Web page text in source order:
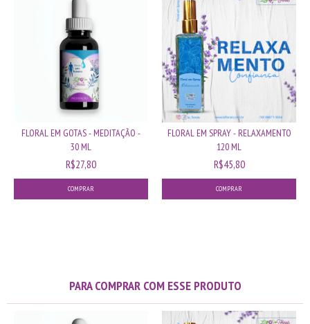
FLORAL EM GOTAS - MEDITAÇÃO -
30 ML
R$27,80
FLORAL EM SPRAY - RELAXAMENTO
120 ML
R$45,80
PARA COMPRAR COM ESSE PRODUTO